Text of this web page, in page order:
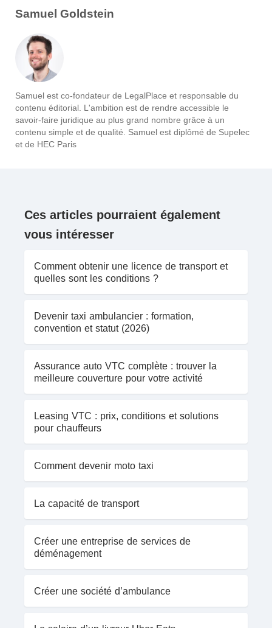
Samuel Goldstein
Samuel est co-fondateur de LegalPlace et responsable du
contenu éditorial. L'ambition est de rendre accessible le
savoir-faire juridique au plus grand nombre grâce à un
contenu simple et de qualité. Samuel est diplômé de Supelec
et de HEC Paris
Ces articles pourraient également
vous intéresser
Comment obtenir une licence de transport et
quelles sont les conditions ?
Devenir taxi ambulancier : formation,
convention et statut (2026)
Assurance auto VTC complète : trouver la
meilleure couverture pour votre activité
Leasing VTC : prix, conditions et solutions
pour chauffeurs
Comment devenir moto taxi
La capacité de transport
Créer une entreprise de services de
déménagement
Créer une société d’ambulance